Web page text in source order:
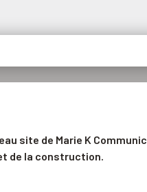
site de Marie K
de la construction.